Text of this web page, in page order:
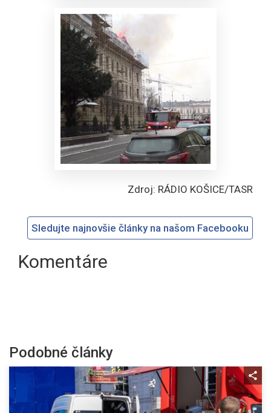
Zdroj: RÁDIO KOŠICE/TASR
Sledujte najnovšie články na našom Facebooku
Komentáre
Podobné články